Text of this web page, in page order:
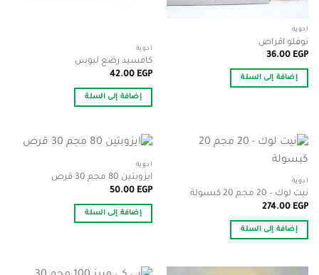
أدوية
نوفلو اقراص
36.00 EGP
إضافة إلى السلة
أدوية
كافسيد رضع لبوس
42.00 EGP
إضافة إلى السلة
أدوية
نيت لوك – 20 مجم 20 كبسولة
274.00 EGP
إضافة إلى السلة
أدوية
ايزوبتين 80 مجم 30 قرص
50.00 EGP
إضافة إلى السلة